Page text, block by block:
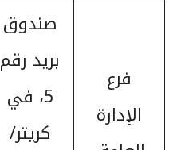
فرع
الإدارة
صندوق
بريد رقم
5، في
كريتر/